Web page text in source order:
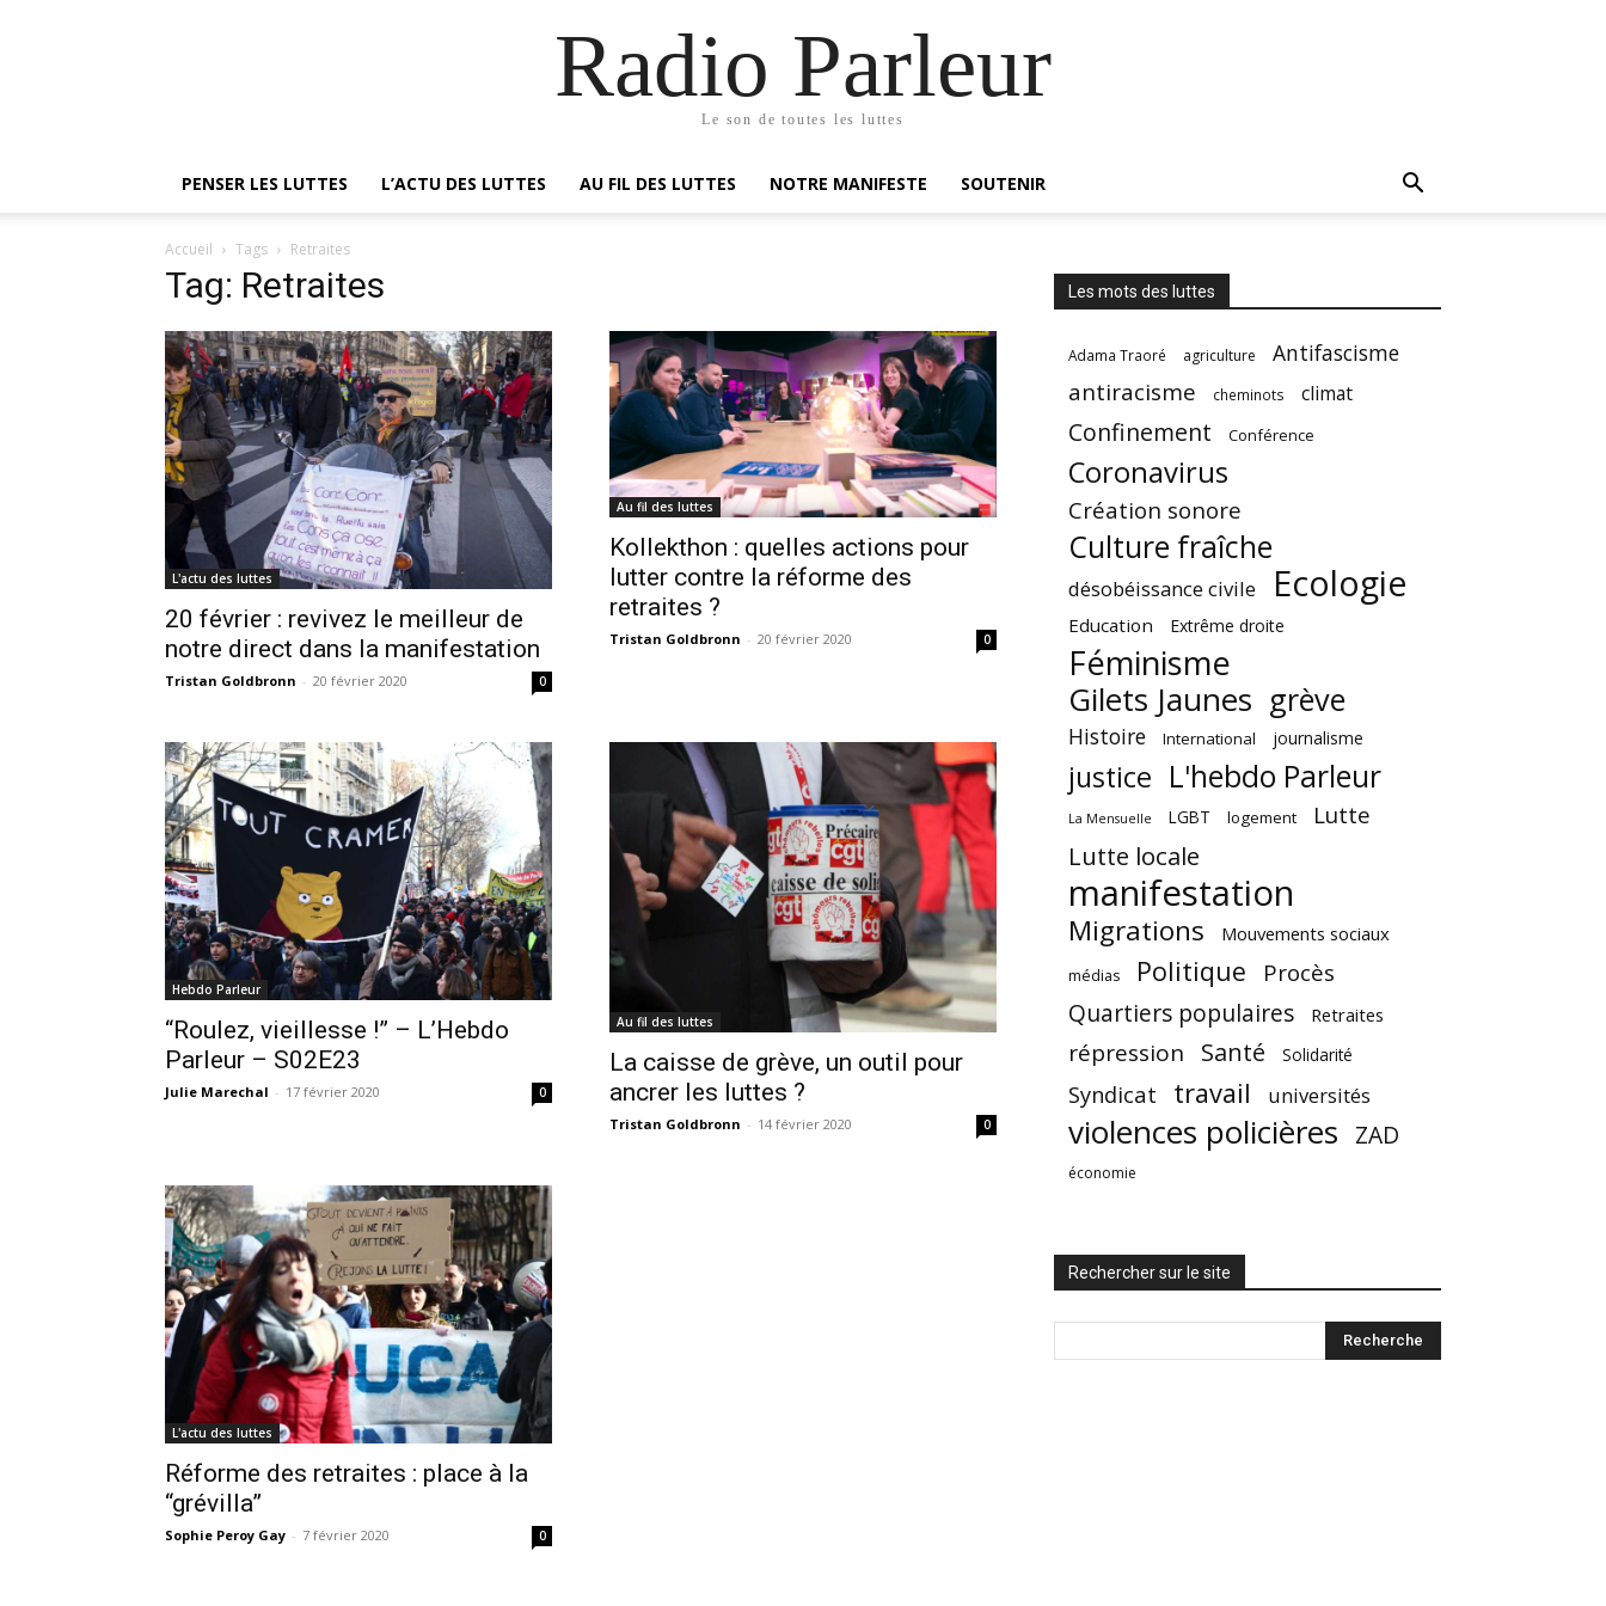
Radio Parleur
Le son de toutes les luttes
PENSER LES LUTTES L’ACTU DES LUTTES AU FIL DES LUTTES NOTRE MANIFESTE SOUTENIR
Accueil Tags Retraites
Tag: Retraites
L'actu des luttes
20 février : revivez le meilleur de
notre direct dans la manifestation
Tristan Goldbronn - 20 février 2020 0
Au fil des luttes
Kollekthon : quelles actions pour
lutter contre la réforme des
retraites ?
Tristan Goldbronn - 20 février 2020 0
Hebdo Parleur
“Roulez, vieillesse !” – L’Hebdo
Parleur – S02E23
Julie Marechal - 17 février 2020 0
Au fil des luttes
La caisse de grève, un outil pour
ancrer les luttes ?
Tristan Goldbronn - 14 février 2020 0
L'actu des luttes
Réforme des retraites : place à la
“grévilla”
Sophie Peroy Gay - 7 février 2020 0
Les mots des luttes
Adama Traoré agriculture Antifascisme
antiracisme cheminots climat
Confinement Conférence
Coronavirus
Création sonore
Culture fraîche
désobéissance civile Ecologie
Education Extrême droite
Féminisme
Gilets Jaunes grève
Histoire International journalisme
justice L'hebdo Parleur
La Mensuelle LGBT logement Lutte
Lutte locale
manifestation
Migrations Mouvements sociaux
médias Politique Procès
Quartiers populaires Retraites
répression Santé Solidarité
Syndicat travail universités
violences policières ZAD
économie
Rechercher sur le site